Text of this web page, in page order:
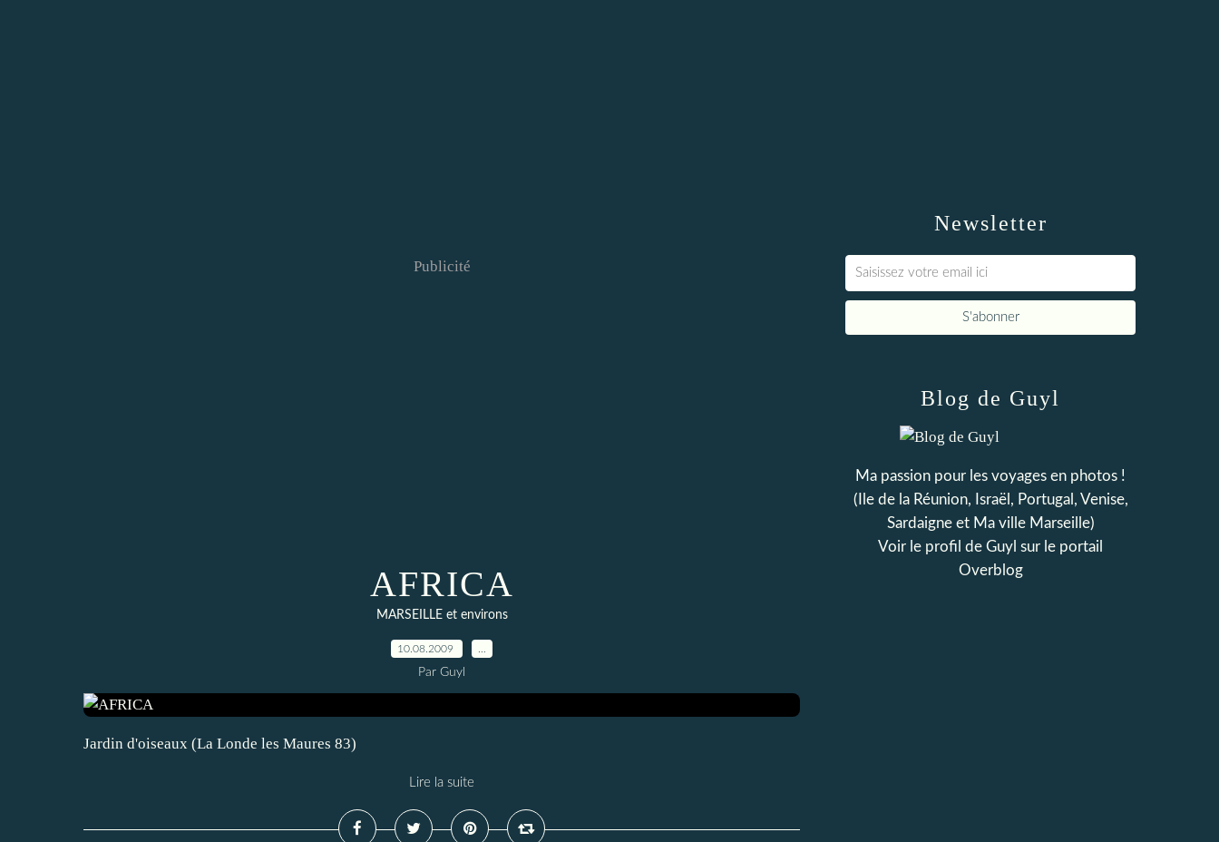
Publicité
AFRICA
MARSEILLE et environs
10.08.2009
Par Guyl
Jardin d'oiseaux (La Londe les Maures 83)
Lire la suite
Newsletter
Blog de Guyl
Ma passion pour les voyages en photos !
(Ile de la Réunion, Israël, Portugal, Venise,
Sardaigne et Ma ville Marseille)
Voir le profil de Guyl sur le portail
Overblog